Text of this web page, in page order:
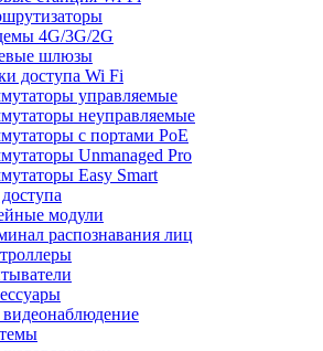
4G/3G/2G
шлюзы
доступа Wi Fi
управляемые
неуправляемые
с портами PoE
Unmanaged Pro
Easy Smart
модули
распознавания лиц